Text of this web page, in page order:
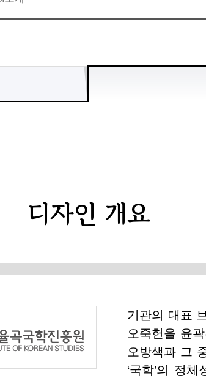
디자인 개요
기관의 대표
오죽헌을 윤
오방색과 그
‘국학’의 정